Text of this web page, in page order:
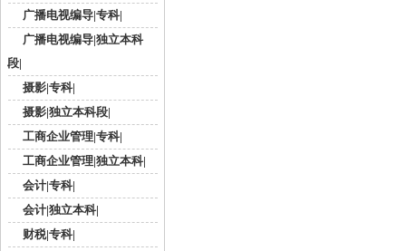
广播电视编导|专科|
广播电视编导|独立本科
段|
摄影|专科|
摄影|独立本科段|
工商企业管理|专科|
工商企业管理|独立本科|
会计|专科|
会计|独立本科|
财税|专科|